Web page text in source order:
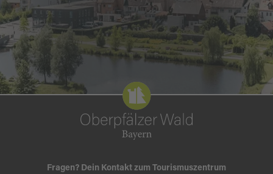
Fragen? Dein Kontakt zum Tourismuszentrum